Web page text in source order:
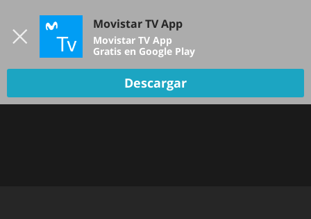
TV EN VIVO
Movistar TV App
Movistar TV App
Gratis en Google Play
Descargar